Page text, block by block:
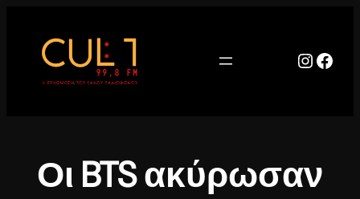
περιεχόμενο
Οι BTS ακύρωσαν